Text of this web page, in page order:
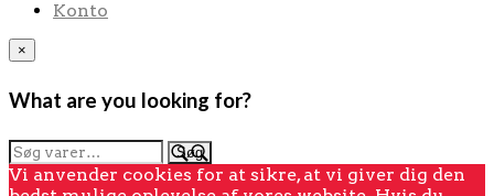
Konto
×
What are you looking for?
Søg
efter:
Søg
Vi anvender cookies for at sikre, at vi giver dig den